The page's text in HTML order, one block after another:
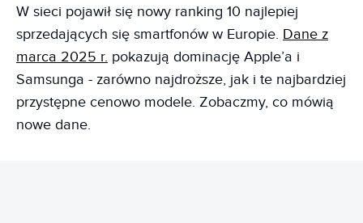
W sieci pojawił się nowy ranking 10 najlepiej
sprzedających się smartfonów w Europie. Dane z
marca 2025 r. pokazują dominację Apple’a i
Samsunga - zarówno najdroższe, jak i te najbardziej
przystępne cenowo modele. Zobaczmy, co mówią
nowe dane.